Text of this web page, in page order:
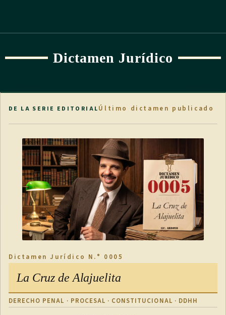
Dictamen Jurídico
DE LA SERIE EDITORIALÚltimo dictamen publicado
Dictamen Jurídico N.° 0005
La Cruz de Alajuelita
DERECHO PENAL · PROCESAL · CONSTITUCIONAL · DDHH